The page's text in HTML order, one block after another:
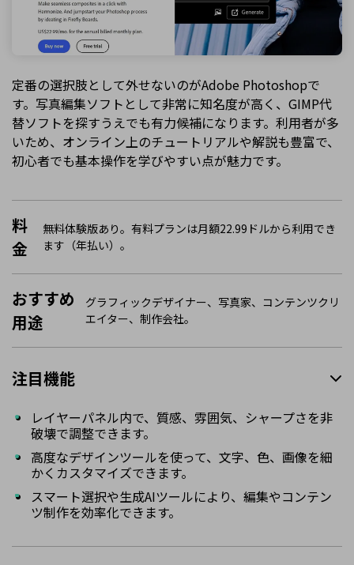
定番の選択肢として外せないのがAdobe Photoshopで
す。写真編集ソフトとして非常に知名度が高く、GIMP代
替ソフトを探すうえでも有力候補になります。利用者が多
いため、オンライン上のチュートリアルや解説も豊富で、
初心者でも基本操作を学びやすい点が魅力です。
料
金
無料体験版あり。有料プランは月額22.99ドルから利用でき
ます（年払い）。
おすすめ
用途
グラフィックデザイナー、写真家、コンテンツクリ
エイター、制作会社。
注目機能
レイヤーパネル内で、質感、雰囲気、シャープさを非
破壊で調整できます。
高度なデザインツールを使って、文字、色、画像を細
かくカスタマイズできます。
スマート選択や生成AIツールにより、編集やコンテン
ツ制作を効率化できます。